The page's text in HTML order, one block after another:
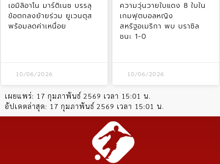
เอมิลิอาโน มาร์ติเนซ บรรลุ
ข้อตกลงย้ายร่วม ยูเวนตุส
พร้อมลดค่าเหนื่อย
10/06/2026
ความวุ่นวายใบแดง 8 ใบใน
เกมฟุตบอลหญิง
สหรัฐอเมริกา พบ บราซิล
ชนะ 1-0
10/06/2026
เผยแพร่: 17 กุมภาพันธ์ 2569 เวลา 15:01 น.
อัปเดตล่าสุด: 17 กุมภาพันธ์ 2569 เวลา 15:01 น.